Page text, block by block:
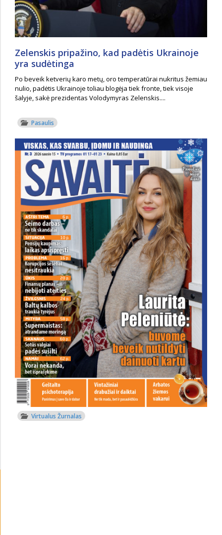
Zelenskis pripažino, kad padėtis Ukrainoje
yra sudėtinga
Po beveik ketverių karo metų, oro temperatūrai nukritus žemiau
nulio, padėtis Ukrainoje toliau blogėja tiek fronte, tiek visoje
šalyje, sakė prezidentas Volodymyras Zelenskis....
Pasaulis
Virtualus Žurnalas